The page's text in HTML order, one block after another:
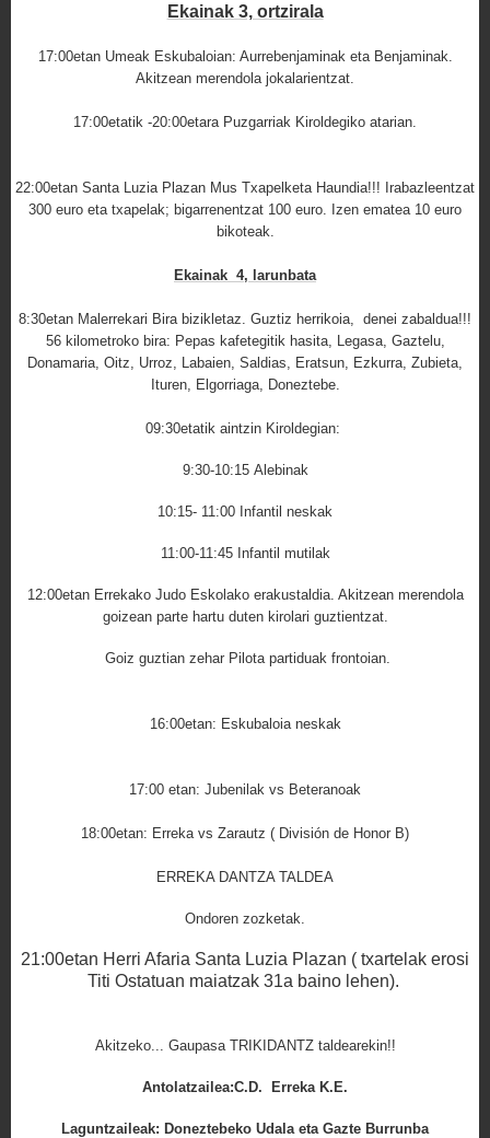
Ekainak 3, ortzirala
17:00etanUmeak Eskubaloian: Aurrebenjaminak eta Benjaminak.
Akitzean merendola jokalarientzat.
17:00etatik -20:00etara Puzgarriak Kiroldegiko atarian.
22:00etan Santa Luzia Plazan Mus Txapelketa Haundia!!! Irabazleentzat
300 euro eta txapelak; bigarrenentzat 100 euro. Izen ematea 10 euro
bikoteak.
Ekainak 4, larunbata
8:30etan Malerrekari Bira bizikletaz. Guztiz herrikoia, denei zabaldua!!!
56 kilometroko bira: Pepas kafetegitik hasita, Legasa, Gaztelu,
Donamaria, Oitz, Urroz, Labaien, Saldias, Eratsun, Ezkurra, Zubieta,
Ituren, Elgorriaga, Doneztebe.
09:30etatik aintzin Kiroldegian:
9:30-10:15 Alebinak
10:15- 11:00 Infantil neskak
11:00-11:45 Infantil mutilak
12:00etanErrekako Judo Eskolako erakustaldia. Akitzean merendola
goizean parte hartu duten kirolari guztientzat.
Goiz guztian zehar Pilota partiduak frontoian.
16:00etan: Eskubaloia neskak
17:00 etan: Jubenilak vs Beteranoak
18:00etan: Erreka vs Zarautz ( División de Honor B)
ERREKA DANTZA TALDEA
Ondoren zozketak.
21:00etan Herri Afaria Santa Luzia Plazan ( txartelak erosi
Titi Ostatuan maiatzak 31a baino lehen).
Akitzeko... Gaupasa TRIKIDANTZ taldearekin!!
Antolatzailea:C.D. Erreka K.E.
Laguntzaileak: Doneztebeko Udala eta Gazte Burrunba